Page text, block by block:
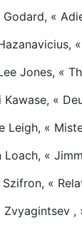
«
Jones, «
Kawase, «
Leigh, «
Loach, «
Szifron, «
Zvyagintsev ,